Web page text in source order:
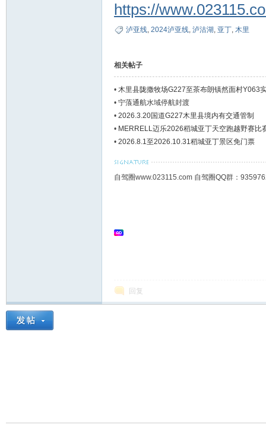
https://
泸亚线, 2024泸亚线, 泸沽湖, 亚丁, 木里
相关帖子
• 木里县陇撒牧场G227至茶布朗镇然面村Y063
• 宁蒗通航水域停航封渡
• 2026.3.20国道G227木里县境内有交通管制
• MERRELL迈乐2026稻城亚丁天空跑越野赛比
• 2026.8.1至2026.10.31稻城亚丁景区免门票
自驾圈www.023115.com 自驾圈QQ群：
回复